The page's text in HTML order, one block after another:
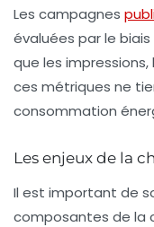
Les campagnes
évaluées par le
que les
ces métriques ne
consommation
Les enjeux de la
Il est important de
composantes de la